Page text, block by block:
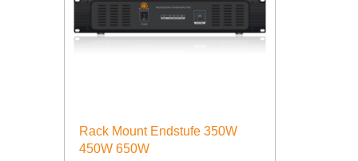
Rack Mount Endstufe 350W
450W 650W